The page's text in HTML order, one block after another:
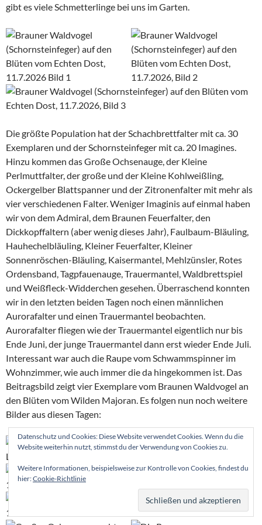
gibt es viele Schmetterlinge bei uns im Garten.
Die größte Population hat der Schachbrettfalter mit ca. 30
Exemplaren und der Schornsteinfeger mit ca. 20 Imagines.
Hinzu kommen das Große Ochsenauge, der Kleine
Perlmuttfalter, der große und der Kleine Kohlweißling,
Ockergelber Blattspanner und der Zitronenfalter mit mehr als
vier verschiedenen Falter. Weniger Imaginis auf einmal haben
wir von dem Admiral, dem Braunen Feuerfalter, den
Dickkopffaltern (aber wenig dieses Jahr), Faulbaum-Bläuling,
Hauhechelbläuling, Kleiner Feuerfalter, Kleiner
Sonnenröschen-Bläuling, Kaisermantel, Mehlzünsler, Rotes
Ordensband, Tagpfauenauge, Trauermantel, Waldbrettspiel
und Weißfleck-Widderchen gesehen. Überraschend konnten
wir in den letzten beiden Tagen noch einen männlichen
Aurorafalter und einen Trauermantel beobachten.
Aurorafalter fliegen wie der Trauermantel eigentlich nur bis
Ende Juni, der junge Trauermantel dann erst wieder Ende Juli.
Interessant war auch die Raupe vom Schwammspinner im
Wohnzimmer, wie auch immer die da hingekommen ist. Das
Beitragsbild zeigt vier Exemplare vom Braunen Waldvogel an
den Blüten vom Wilden Majoran. Es folgen nun noch weitere
Bilder aus diesen Tagen:
Datenschutz und Cookies: Diese Website verwendet Cookies. Wenn du die
Website weiterhin nutzt, stimmst du der Verwendung von Cookies zu.
Weitere Informationen, beispielsweise zur Kontrolle von Cookies, findest du
hier:Cookie-Richtlinie